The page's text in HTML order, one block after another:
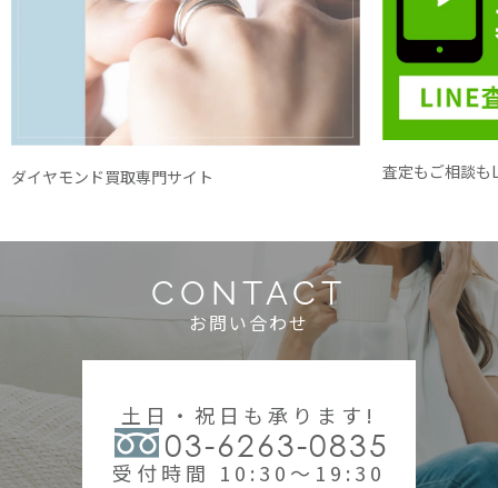
ダイヤモンド買取専門サイト 査定もご相談も
CONTACT
お問い合わせ
土日・祝日も承ります!
03-6263-0835
受付時間 10:30～19:30